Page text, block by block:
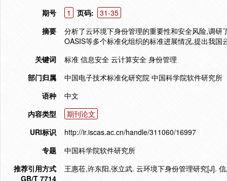
期号
1 页码:
31-35
摘要
分析了云环境下身份管理的重要性和安全风险,调
OASIS等多个标准化组织的标准进展情况,提出我国
关键词
标准 信息安全 云计算安全 身份管理
部门归属
中国电子技术标准化研究院 中国科学院软件研究所
语种
中文
内容类型
期刊论文
URI标识
http://ir.iscas.ac.cn/handle/311060/16997
专题
中国科学院软件研究所
推荐引用方式
GB/T 7714
王惠莅,许东阳,张立武. 云环境下身份管理研究[J].